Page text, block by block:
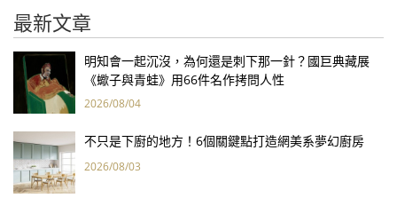
最新文章
明知會一起沉沒，為何還是刺下那一針？國巨典藏展
《蠍子與青蛙》用66件名作拷問人性
2026/08/04
不只是下廚的地方！6個關鍵點打造網美系夢幻廚房
2026/08/03